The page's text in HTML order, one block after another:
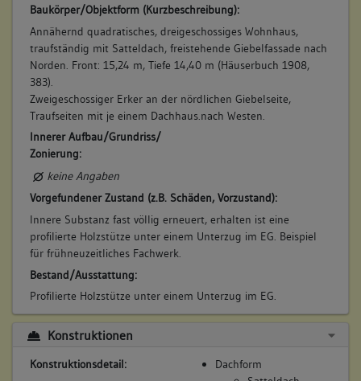
Baukörper/Objektform (Kurzbeschreibung):
Annähernd quadratisches, dreigeschossiges Wohnhaus,
traufständig mit Satteldach, freistehende Giebelfassade nach
Norden. Front: 15,24 m, Tiefe 14,40 m (Häuserbuch 1908,
383).
Zweigeschossiger Erker an der nördlichen Giebelseite,
Traufseiten mit je einem Dachhaus.nach Westen.
Innerer Aufbau/Grundriss/
Zonierung:
keine Angaben
Vorgefundener Zustand (z.B. Schäden, Vorzustand):
Innere Substanz fast völlig erneuert, erhalten ist eine
profilierte Holzstütze unter einem Unterzug im EG. Beispiel
für frühneuzeitliches Fachwerk.
Bestand/Ausstattung:
Profilierte Holzstütze unter einem Unterzug im EG.
Konstruktionen
Konstruktionsdetail:
Dachform